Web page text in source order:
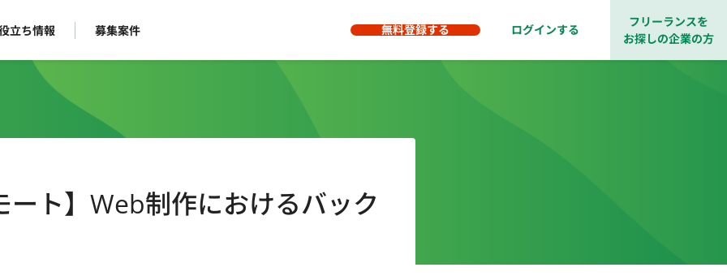
立ち情報 募集案件 無料登録する ログインする
フリーランスを
お探しの企業の方
ト】Web制作におけるバック